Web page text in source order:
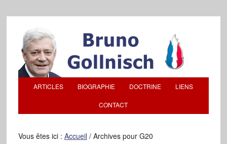
ARTICLES BIOGRAPHIE DOCTRINE LIENS
CONTACT
Vous êtes ici : Accueil /Archives pour G20